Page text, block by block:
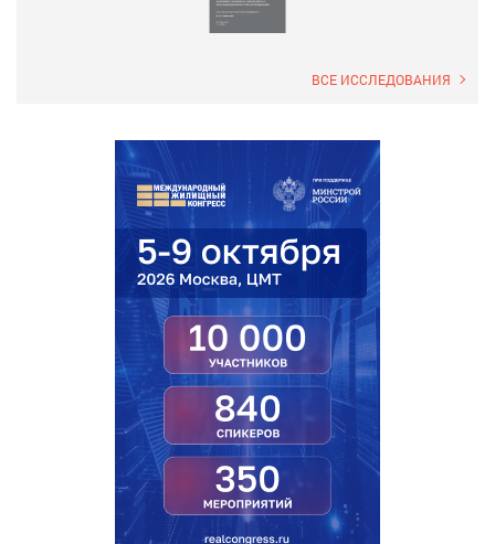
ВСЕ ИССЛЕДОВАНИЯ